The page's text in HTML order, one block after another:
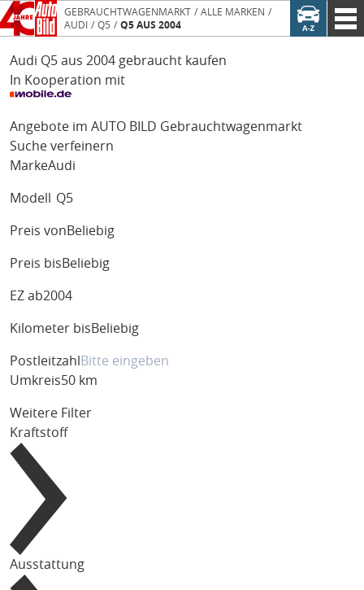
GEBRAUCHTWAGENMARKT
ALLE MARKEN
AUDI
Q5 Q5 AUS 2004
Audi Q5 aus 2004 gebraucht kaufen
In Kooperation mit
Angebote im AUTO BILD Gebrauchtwagenmarkt
Suche verfeinern
MarkeAudi
Modell Q5
Preis von Beliebig
Preis bis Beliebig
EZ ab2004
Kilometer bis Beliebig
Postleitzahl
Umkreis50 km
Weitere Filter
Kraftstoff
Ausstattung